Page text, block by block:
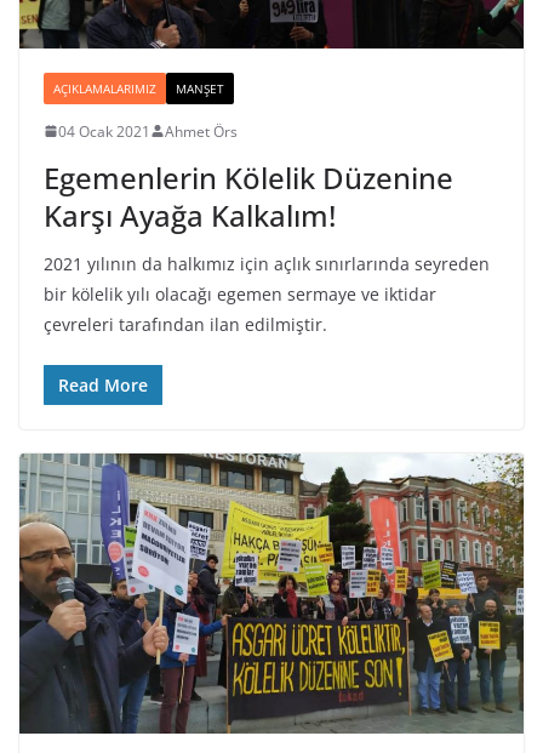
AÇIKLAMALARIMIZ MANŞET
04 Ocak 2021 Ahmet Örs
Egemenlerin Kölelik Düzenine
Karşı Ayağa Kalkalım!
2021 yılının da halkımız için açlık sınırlarında seyreden
bir kölelik yılı olacağı egemen sermaye ve iktidar
çevreleri tarafından ilan edilmiştir.
Read More